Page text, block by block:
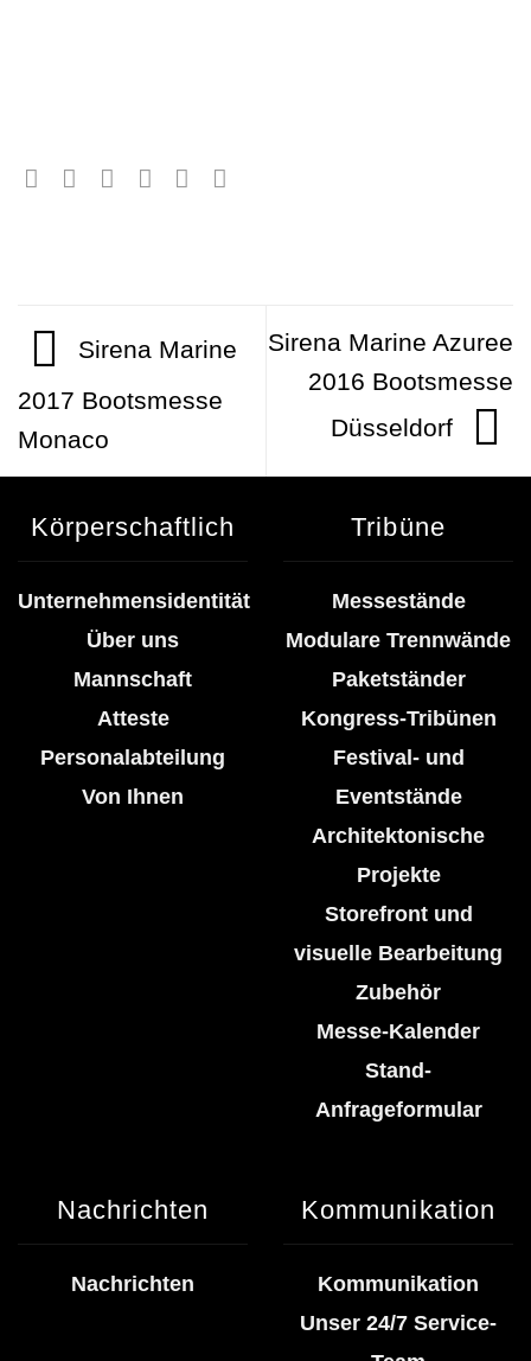
Sirena Marine
2017 Bootsmesse
Monaco
Sirena Marine Azuree
2016 Bootsmesse
Düsseldorf
Körperschaftlich
Unternehmensidentität
Über uns
Mannschaft
Atteste
Personalabteilung
Von Ihnen
Tribüne
Messestände
Modulare Trennwände
Paketständer
Kongress-Tribünen
Festival- und
Eventstände
Architektonische
Projekte
Storefront und
visuelle Bearbeitung
Zubehör
Messe-Kalender
Stand-
Anfrageformular
Nachrichten
Nachrichten
Kommunikation
Kommunikation
Unser 24/7 Service-